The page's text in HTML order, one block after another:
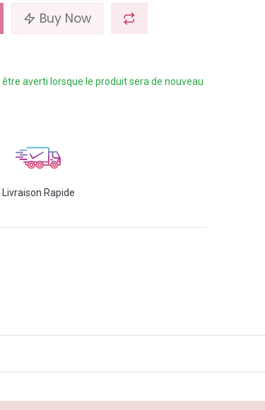
Buy Now
averti lorsque le produit sera de nouveau
Livraison Rapide